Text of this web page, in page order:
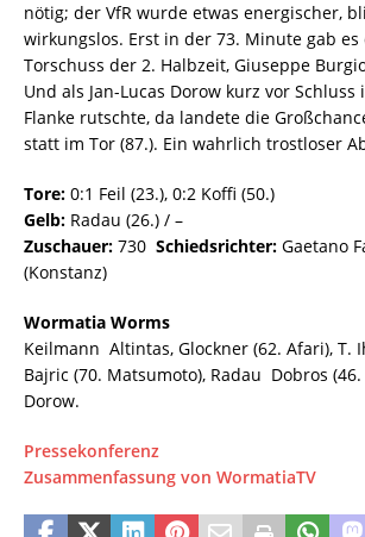
nötig; der VfR wurde etwas energischer,
wirkungslos. Erst in der 73. Minute gab es
Torschuss der 2. Halbzeit, Giuseppe
Und als Jan-Lucas Dorow kurz vor
Flanke rutschte, da landete die
statt im Tor (87.). Ein wahrlich trostloser
Tore: 0:1 Feil (23.), 0:2 Koffi (50.)
Gelb: Radau (26.) / –
Zuschauer: 730 Schiedsrichter: Gaetano
(Konstanz)
Wormatia Worms
Keilmann  Altintas, Glockner (62. Afari), T.
Bajric (70. Matsumoto), Radau  Dobros (46.
Dorow.
Pressekonferenz
Zusammenfassung von WormatiaTV